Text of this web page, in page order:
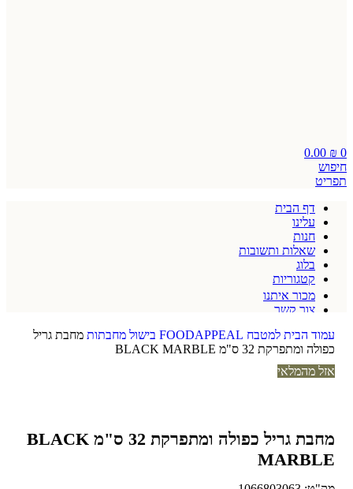
0
0.00 ₪
חיפוש
תפריט
דף הבית
עלינו
חנות
שאלות ותשובות
בלוג
קטגוריות
מכור איתנו
צור קשר
עמוד הבית למטבח FOODAPPEAL בישול מחבתות מחבת גריל
כפולה ומתפרקת 32 ס"מ BLACK MARBLE
אזל מהמלאי
מחבת גריל כפולה ומתפרקת 32 ס"מ BLACK
MARBLE